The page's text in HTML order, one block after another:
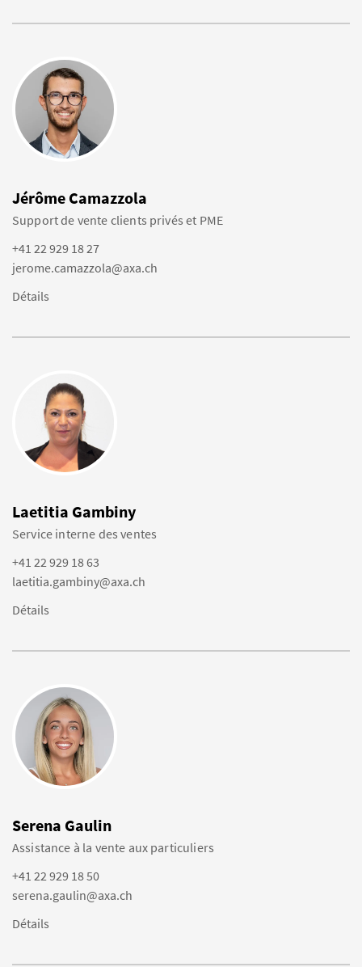
Jérôme Camazzola
Support de vente clients privés et PME
+41 22 929 18 27
jerome.camazzola@axa.ch
Détails
Laetitia Gambiny
Service interne des ventes
+41 22 929 18 63
laetitia.gambiny@axa.ch
Détails
Serena Gaulin
Assistance à la vente aux particuliers
+41 22 929 18 50
serena.gaulin@axa.ch
Détails